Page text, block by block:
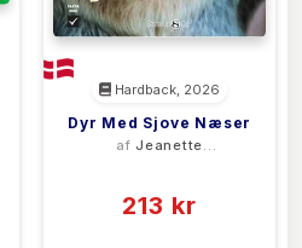
Hardback, 2026
Dyr Med Sjove Næser
afJeanette
213 kr